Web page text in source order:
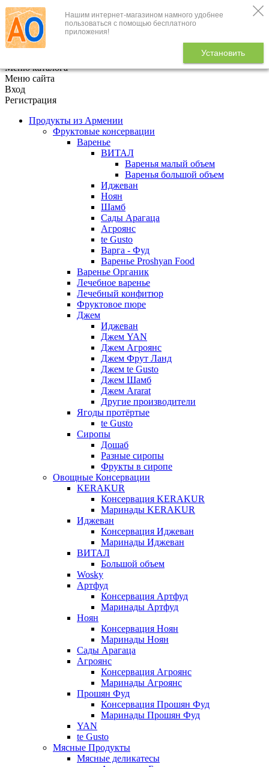
Нашим интернет-магазином намного удобнее
пользоваться с помощью бесплатного
приложения!
Установить
+7 (495) 646-888-1
В корзине
Меню каталога
Меню сайта
Вход
Регистрация
Продукты из Армении
Фруктовые консервации
Варенье
ВИТАЛ
Варенья малый объем
Варенья большой объем
Иджеван
Ноян
Шамб
Сады Арагаца
Агроянс
te Gusto
Варга - Фуд
Варенье Proshyan Food
Варенье Органик
Лечебное варенье
Лечебный конфитюр
Фруктовое пюре
Джем
Иджеван
Джем YAN
Джем Агроянс
Джем Фрут Ланд
Джем te Gusto
Джем Шамб
Джем Ararat
Другие производители
Ягоды протёртые
te Gusto
Сиропы
Дошаб
Разные сиропы
Фрукты в сиропе
Овощные Консервации
KERAKUR
Консервация KERAKUR
Маринады KERAKUR
Иджеван
Консервация Иджеван
Маринады Иджеван
ВИТАЛ
Большой объем
Wosky
Артфуд
Консервация Артфуд
Маринады Артфуд
Ноян
Консервация Ноян
Маринады Ноян
Сады Арагаца
Агроянс
Консервация Агроянс
Маринады Агроянс
Прошян Фуд
Консервация Прошян Фуд
Маринады Прошян Фуд
YAN
te Gusto
Мясные Продукты
Мясные деликатесы